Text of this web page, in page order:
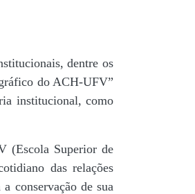
dentre os
do ACH-UFV”
institucional, como
(Escola Superior de
das relações
conservação de sua